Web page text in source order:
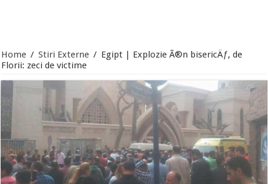
Home / Stiri Externe / Egipt | Explozie Ã®n bisericÄƒ, de
Florii: zeci de victime